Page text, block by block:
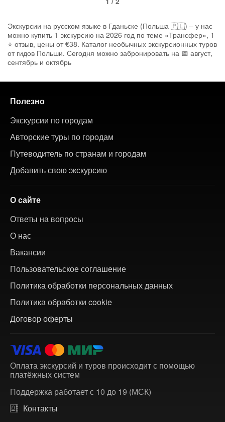
Экскурсии на русском языке в Гданьске (Польша 🇵🇱) – у нас
можно купить 1 экскурсию на 2026 год по теме «Трансфер», 1
⭐ отзыв, цены от €38. Каталог необычных экскурсионных туров
от гидов Польши. Сегодня можно забронировать на 📅 август,
сентябрь и октябрь
Полезно
Экскурсии по городам
Авторские туры по городам
Путеводитель по странам и городам
Добавить свою экскурсию
О сайте
Ответы на вопросы
О нас
Вакансии
Пользовательское соглашение
Политика обработки персональных данных
Политика обработки cookie
Договор оферты
Оплата экскурсий и туров происходит с помощью
платёжных систем
Поддержка работает с 10 до 19 (МСК)
Контакты